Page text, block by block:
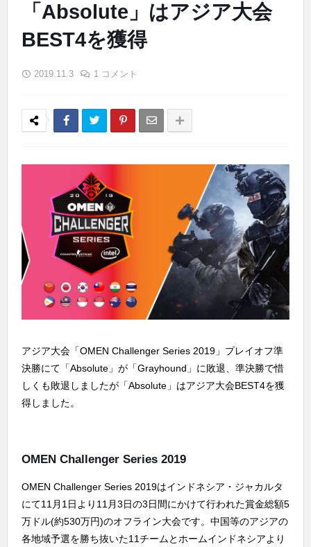
「Absolute」はアジア大会
BEST4を獲得
2019.11.3 1 コメント
アジア大会「OMEN Challenger Series 2019」プレイオフ準
決勝にて「Absolute」が「Grayhound」に敗退、準決勝で惜
しくも敗退しましたが「Absolute」はアジア大会BEST4を獲
得しました。
OMEN Challenger Series 2019
OMEN Challenger Series 2019はインドネシア・ジャカルタ
にて11月1日より11月3日の3日間にかけて行われた賞金総額5
万ドル(約530万円)のオフライン大会です。中国等のアジアの
各地域予選を勝ち抜いた11チームとホームインドネシアより